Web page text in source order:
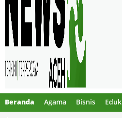
Beranda Agama Bisnis